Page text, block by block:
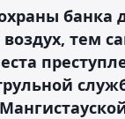
банка
воздух, тем